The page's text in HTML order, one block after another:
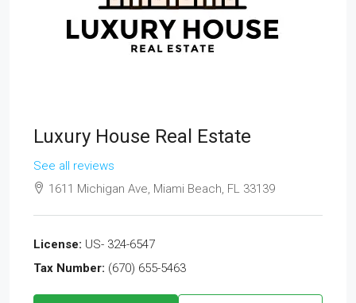
Luxury House Real Estate
See all reviews
1611 Michigan Ave, Miami Beach, FL 33139
License: US- 324-6547
Tax Number: (670) 655-5463